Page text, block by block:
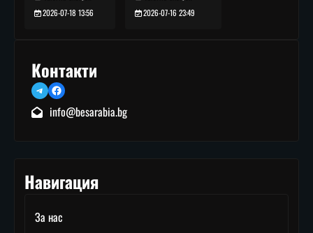
2026-07-18 13:56
2026-07-16 23:49
Контакти
TelegramFacebook
info@besarabia.bg
Навигация
За нас